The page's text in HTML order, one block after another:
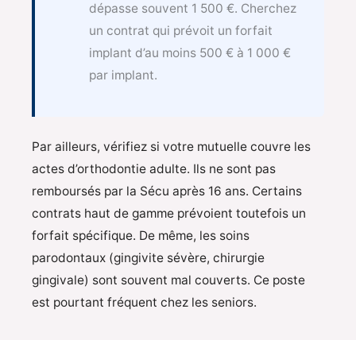
dépasse souvent 1 500 €. Cherchez
un contrat qui prévoit un forfait
implant d’au moins 500 € à 1 000 €
par implant.
Par ailleurs, vérifiez si votre mutuelle couvre les
actes d’orthodontie adulte. Ils ne sont pas
remboursés par la Sécu après 16 ans. Certains
contrats haut de gamme prévoient toutefois un
forfait spécifique. De même, les soins
parodontaux (gingivite sévère, chirurgie
gingivale) sont souvent mal couverts. Ce poste
est pourtant fréquent chez les seniors.